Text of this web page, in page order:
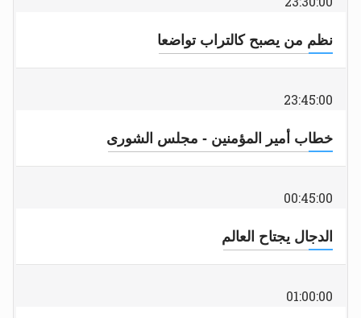
نظم من يصبح كالتراب تواضعا
23:45:00
خطاب أمير المؤمنين - مجلس الشورى
00:45:00
الدجال يجتاح العالم
01:00:00